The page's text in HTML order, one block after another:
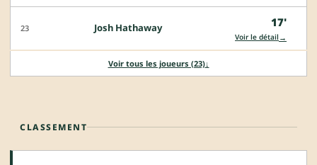
23 Josh Hathaway 17'
Voir le détail →
Voir tous les joueurs (23)↓
CLASSEMENT